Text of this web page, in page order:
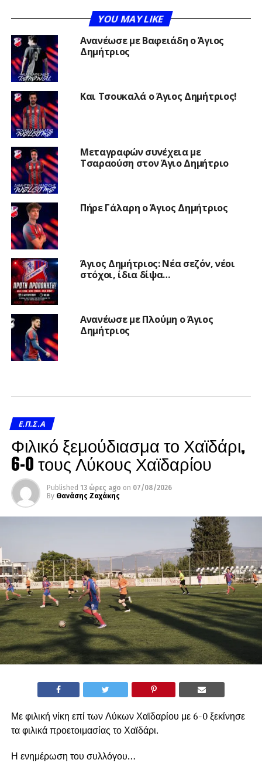
YOU MAY LIKE
Ανανέωσε με Βαφειάδη ο Άγιος
Δημήτριος
Και Τσουκαλά ο Άγιος Δημήτριος!
Μεταγραφών συνέχεια με
Τσαραούση στον Άγιο Δημήτριο
Πήρε Γάλαρη ο Άγιος Δημήτριος
Άγιος Δημήτριος: Νέα σεζόν, νέοι
στόχοι, ίδια δίψα…
Ανανέωσε με Πλούμη ο Άγιος
Δημήτριος
Ε.Π.Σ.Α
Φιλικό ξεμούδιασμα το Χαϊδάρι,
6-0 τους Λύκους Χαϊδαρίου
Published 13 ώρες ago on 07/08/2026
By Θανάσης Ζαχάκης
Με φιλική νίκη επί των Λύκων Χαϊδαρίου με 6-0 ξεκίνησε
τα φιλικά προετοιμασίας το Χαϊδάρι.
Η ενημέρωση του συλλόγου…